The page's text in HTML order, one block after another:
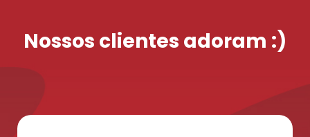
Nossos clientes adoram :)